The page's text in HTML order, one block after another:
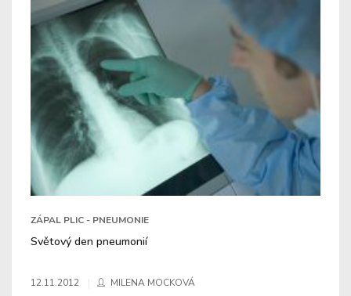
ZÁPAL PLIC - PNEUMONIE
Světový den pneumonií
12.11.2012 MILENA MOCKOVÁ